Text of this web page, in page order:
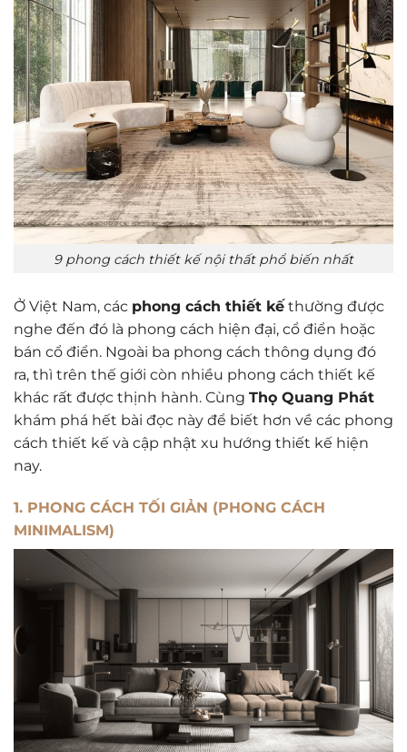
9 phong cách thiết kế nội thất phổ biến nhất
Ở Việt Nam, các phong cách thiết kế thường được
nghe đến đó là phong cách hiện đại, cổ điển hoặc
bán cổ điển. Ngoài ba phong cách thông dụng đó
ra, thì trên thế giới còn nhiều phong cách thiết kế
khác rất được thịnh hành. Cùng Thọ Quang Phát
khám phá hết bài đọc này để biết hơn về các phong
cách thiết kế và cập nhật xu hướng thiết kế hiện
nay.
1. PHONG CÁCH TỐI GIẢN (PHONG CÁCH
MINIMALISM)